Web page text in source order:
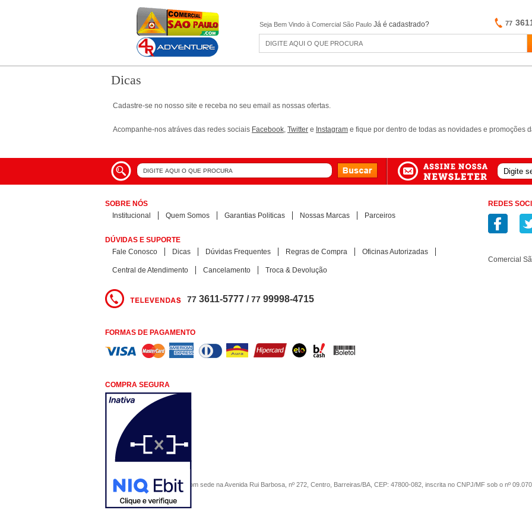
Seja Bem Vindo à Comercial São Paulo Já é cadastrado? 77
Dicas
Cadastre-se no nosso site e receba no seu email as nossas ofertas.
Acompanhe-nos atráves das redes sociais Facebook, Twitter e Instagram e fique por dentro de todas as novidades e promoções
SOBRE NÓS
Institucional
Quem Somos Garantias Politicas Nossas Marcas Parceiros
DÚVIDAS E SUPORTE
Fale Conosco
Dicas Dúvidas Frequentes Regras de Compra Oficinas Autorizadas
Central de Atendimento Cancelamento Troca & Devolução
77 3611-5777 /77 99998-4715
FORMAS DE PAGAMENTO
COMPRA SEGURA
REDES
Comercial
COMERCIAL SÃO PAULO, com sede na Avenida Rui Barbosa, nº 272, Centro, Barreiras/BA, CEP: 47800-082, inscrita no CNPJ/MF sob o nº